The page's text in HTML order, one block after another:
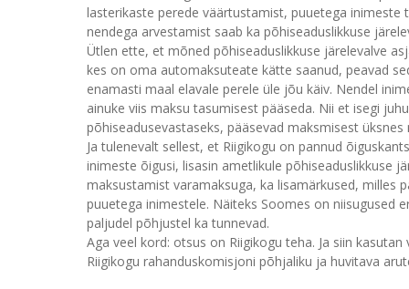
lasterikaste perede väärtustamist, puuetega
nendega arvestamist saab ka põhiseaduslikkuse
Ütlen ette, et mõned põhiseaduslikkuse järelevalve
kes on oma automaksuteate kätte saanud, peavad
enamasti maal elavale perele üle jõu käiv. Nendel
ainuke viis maksu tasumisest pääseda. Nii et isegi
põhiseadusevastaseks, pääsevad maksmisest
Ja tulenevalt sellest, et Riigikogu on pannud
inimeste õigusi, lisasin ametlikule põhiseaduslikkuse
maksustamist varamaksuga, ka lisamärkused, milles
puuetega inimestele. Näiteks Soomes on niisugused
paljudel põhjustel ka tunnevad.
Aga veel kord: otsus on Riigikogu teha. Ja siin
Riigikogu rahanduskomisjoni põhjaliku ja huvitava